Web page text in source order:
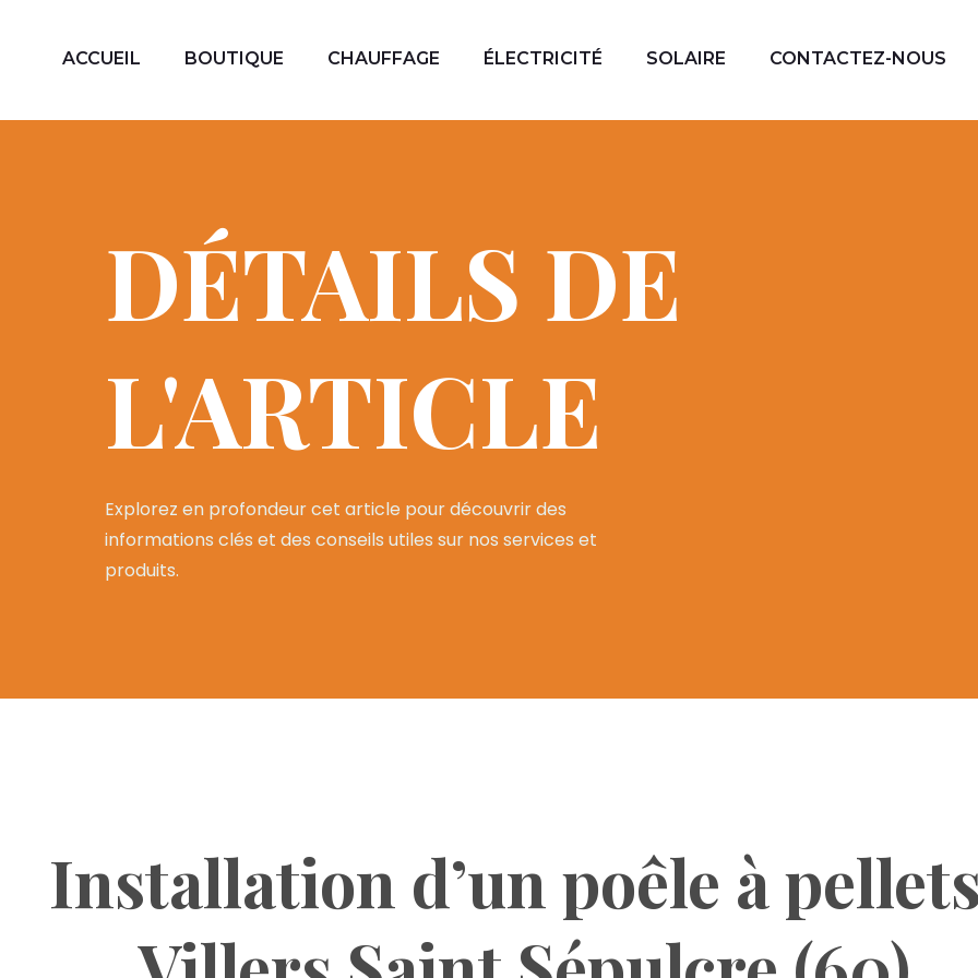
ACCUEIL BOUTIQUE CHAUFFAGE ÉLECTRICITÉ SOLAIRE CONTACTEZ-NOUS
DÉTAILS DE
L'ARTICLE
Explorez en profondeur cet article pour découvrir des
informations clés et des conseils utiles sur nos services et
produits.
Installation d’un poêle à